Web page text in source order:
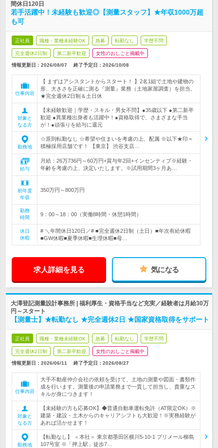
間休日120日
若手活躍中！未経験も歓迎◎【測量スタッフ】★年収1000万超
も可
正社員 職種・業種未経験OK 急募 転勤なし 学歴不問
完全週休2日制 第二新卒歓迎 女性のおしごと掲載中
情報更新日：2026/08/07 終了予定日： 2026/10/08
仕事内容
【 まずはアシスタントからスタート！ 】2名1組で土地や建物の
形、大きさを正確に測る『測量』業務（土地家屋調査）を担当。
★完全週休2日制＆土日休
対象と
なる方
【未経験歓迎｜学歴・スキル・男女不問】●35歳以下 ●第二新卒
歓迎 ●異業種出身者も活躍中！●資格取得で、さまざまな手当
が！●頑張りを給与に還元
勤務地
☆原則転勤なし ☆希望や住まいを考慮の上、配属 ※以下★印＝
積極採用店舗です！ 【東京】 渋谷支店…
給与
月給：26万736円～60万円+賞与年2回+インセンティブ※経験・
年齢を考慮の上、決定いたします。※試用期間3ヶ月あ…
初年度
年収
350万円～800万円
勤務
時間
9：00～18：00（実働8時間・休憩1時間）
休日
休暇
# ＼年間休日120日／# ■完全週休2日制（土日）■年次有給休暇
■GW休暇■夏季休暇■生理休暇■母…
求人詳細を見る 気になる
大澤登記測量設計事務所 | 福利厚生・資格手当など充実／経験者は月給30万
円～スタート
【測量士】★転勤なし ★完全週休2日 ★国家資格取得をサポート
正社員 職種・業種未経験OK 急募 転勤なし 学歴不問
完全週休2日制 第二新卒歓迎 女性のおしごと掲載中
情報更新日：2026/06/11 終了予定日： 2026/08/27
仕事内容
大手不動産仲介会社の依頼を受けて、土地の測量や図面・書類作
成を行います。測量後の申請業務まで一貫して担当し、貴重なス
キルが身につきます！
対象と
なる方
【未経験の方も応募OK】◆普通自動車運転免許（AT限定OK）※
建築・建設・土木からのキャリアシフトも大歓迎！※実務経験が
あれば活かせます！
勤務地
【転勤なし】 ＜本社＞ 東京都墨田区横川5‐10‐1 プリメール柳島
107号室 ※「押上駅」徒歩7…